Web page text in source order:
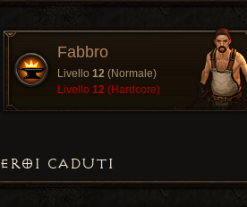
Fabbro
Livello 12 (Normale)
Livello 12 (Hardcore)
EROI CADUTI